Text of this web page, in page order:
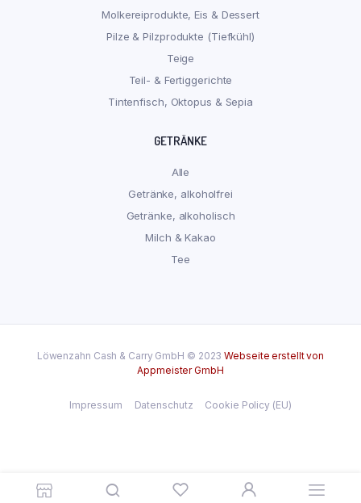
Molkereiprodukte, Eis & Dessert
Pilze & Pilzprodukte (Tiefkühl)
Teige
Teil- & Fertiggerichte
Tintenfisch, Oktopus & Sepia
GETRÄNKE
Alle
Getränke, alkoholfrei
Getränke, alkoholisch
Milch & Kakao
Tee
Löwenzahn Cash & Carry GmbH © 2023Webseite erstellt von
Appmeister GmbH
Impressum Datenschutz Cookie Policy (EU)